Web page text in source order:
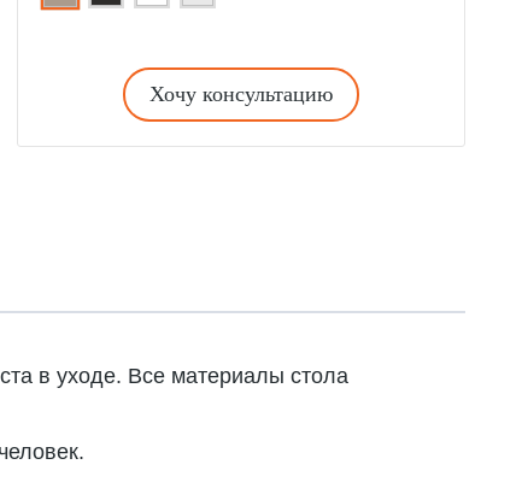
Хочу консультацию
в уходе. Все материалы стола